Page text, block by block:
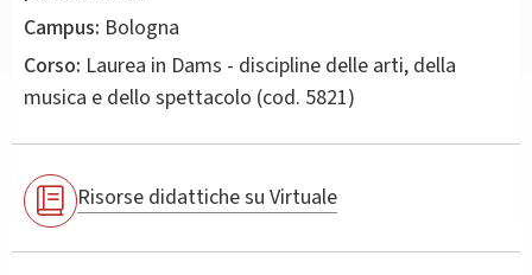
Campus: Bologna
Corso: Laurea in Dams - discipline delle arti, della
musica e dello spettacolo (cod. 5821)
Risorse didattiche su Virtuale